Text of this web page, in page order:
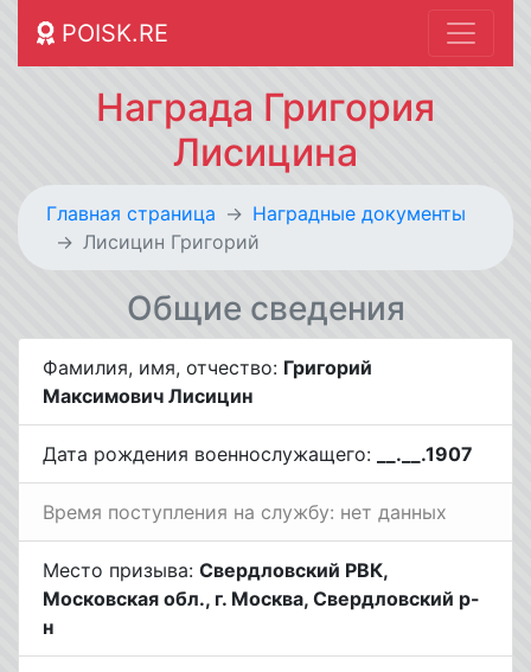
POISK.RE
Награда Григория
Лисицина
Главная страница
Наградные документы
Лисицин Григорий
Общие сведения
Фамилия, имя, отчество: Григорий
Максимович Лисицин
Дата рождения военнослужащего: __.__.1907
Время поступления на службу: нет данных
Место призыва: Свердловский РВК,
Московская обл., г. Москва, Свердловский р-
н